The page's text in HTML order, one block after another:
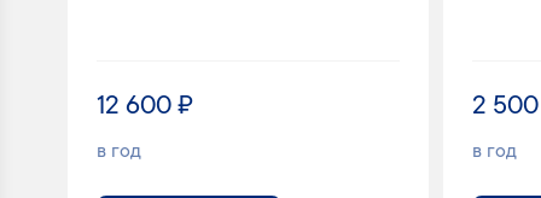
12 600 ₽
в год
2
в год